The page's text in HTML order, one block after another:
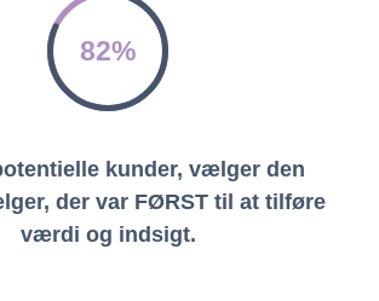
82%
kunder, vælger den
der var FØRST til at tilføre
værdi og indsigt.